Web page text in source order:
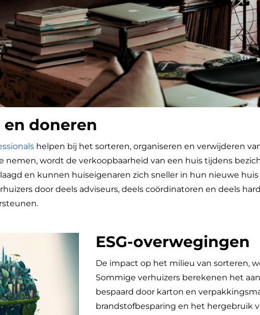
doneren
helpen bij het sorteren, organiseren en verwijderen
nemen, wordt de verkoopbaarheid van een huis tijdens
en kunnen huiseigenaren zich sneller in hun nieuwe
door deels adviseurs, deels coördinatoren en deels
ESG-overwegingen
De impact op het milieu van sorteren,
Sommige verhuizers berekenen het
bespaard door karton en
brandstofbesparing en het hergebruik